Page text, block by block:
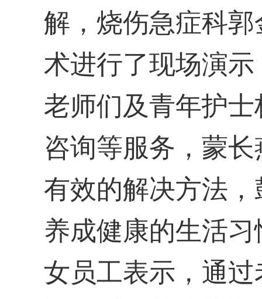
解，烧伤急症科
术进行了现场演
老师们及青年护
咨询等服务，蒙
有效的解决方法
养成健康的生活
女员工表示，通